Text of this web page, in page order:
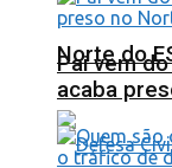
Norte do
Pai vem
acaba